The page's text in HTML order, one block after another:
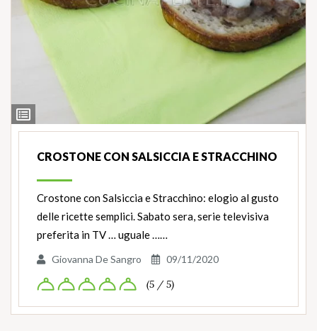
Ingredienti
CROSTONE CON SALSICCIA E STRACCHINO
Crostone con Salsiccia e Stracchino: elogio al gusto
delle ricette semplici. Sabato sera, serie televisiva
preferita in TV … uguale ……
Giovanna De Sangro 09/11/2020
(5 / 5)